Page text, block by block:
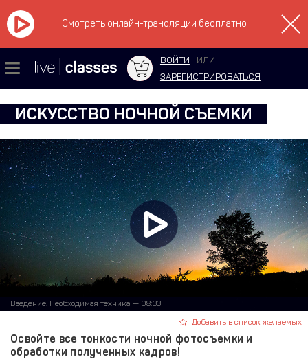
Смотреть онлайн-трансляции бесплатно
ВОЙТИ
ИЛИ
ЗАРЕГИСТРИРОВАТЬСЯ
ИСКУССТВО НОЧНОЙ СЪЕМКИ
Введение. Необходимая техника — 08:33
Добавить в список желаемых
Освойте все тонкости ночной фотосъемки и
обработки полученных кадров!